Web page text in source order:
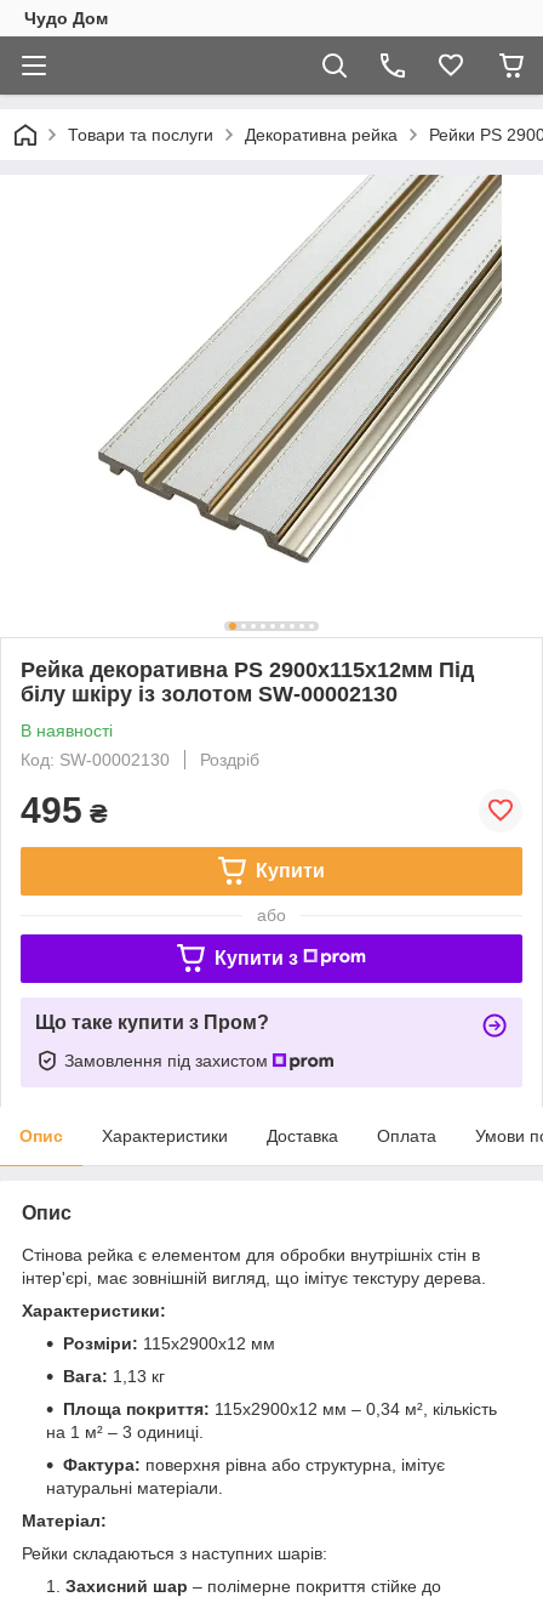
Чудо Дом
Товари та послуги Декоративна рейка Рейки PS
Рейка декоративна PS 2900х115х12мм Під
білу шкіру із золотом SW-00002130
В наявності
Код: SW-00002130
Роздріб
495 ₴
Купити
або
Купити з
Що таке купити з Пром?
Замовлення під захистом
Опис Характеристики Доставка Оплата Умови
Опис
Стінова рейка є елементом для обробки внутрішніх стін в
інтер'єрі, має зовнішній вигляд, що імітує текстуру дерева.
Характеристики:
Розміри: 115х2900х12 мм
Вага: 1,13 кг
Площа покриття: 115х2900х12 мм – 0,34 м², кількість
на 1 м² – 3 одиниці.
Фактура: поверхня рівна або структурна, імітує
натуральні матеріали.
Матеріал:
Рейки складаються з наступних шарів:
Захисний шар – полімерне покриття стійке до